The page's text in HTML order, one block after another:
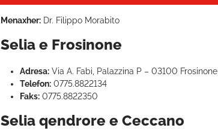
Menaxher: Dr. Filippo Morabito
Selia e Frosinone
Adresa: Via A. Fabi, Palazzina P – 03100 Frosinone
Telefon: 0775.8822134
Faks: 0775.8822350
Selia qendrore e Ceccano